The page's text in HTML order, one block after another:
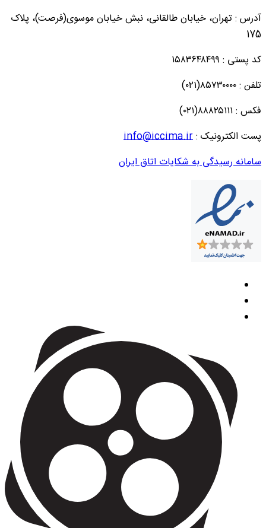
آدرس : تهران، خیابان طالقانی، نبش خیابان موسوی(فرصت)، پلاک
175
کد پستی : ۱۵۸۳۶۴۸۴۹۹
تلفن : ۸۵۷۳۰۰۰۰(۰۲۱)
فکس : ۸۸۸۲۵۱۱۱(۰۲۱)
پست الکترونیک :info@iccima.ir
سامانه رسیدگی به شکایات اتاق ایران